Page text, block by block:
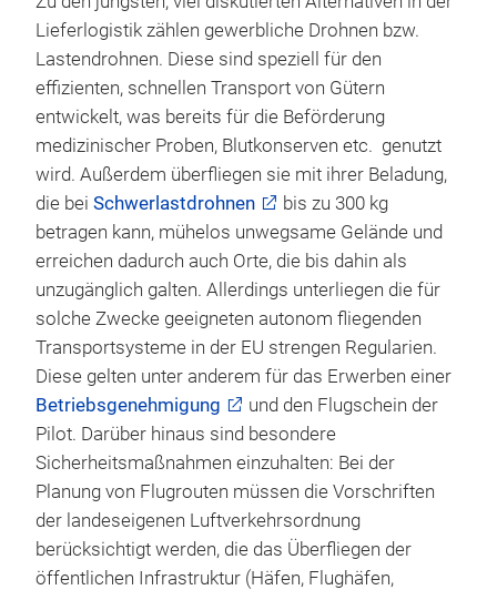
Lieferlogistik zählen gewerbliche Drohnen bzw.
Lastendrohnen. Diese sind speziell für den
effizienten, schnellen Transport von Gütern
entwickelt, was bereits für die Beförderung
medizinischer Proben, Blutkonserven etc. genutzt
wird. Außerdem überfliegen sie mit ihrer Beladung,
die bei Schwerlastdrohnen
bis zu 300 kg
betragen kann, mühelos unwegsame Gelände und
erreichen dadurch auch Orte, die bis dahin als
unzugänglich galten. Allerdings unterliegen die für
solche Zwecke geeigneten autonom fliegenden
Transportsysteme in der EU strengen Regularien.
Diese gelten unter anderem für das Erwerben einer
Betriebsgenehmigung
und den Flugschein der
Pilot. Darüber hinaus sind besondere
Sicherheitsmaßnahmen einzuhalten: Bei der
Planung von Flugrouten müssen die Vorschriften
der landeseigenen Luftverkehrsordnung
berücksichtigt werden, die das Überfliegen der
öffentlichen Infrastruktur (Häfen, Flughäfen,